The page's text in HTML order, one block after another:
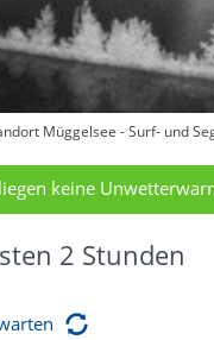
Müggelsee - Surf- und
keine
2 Stunden